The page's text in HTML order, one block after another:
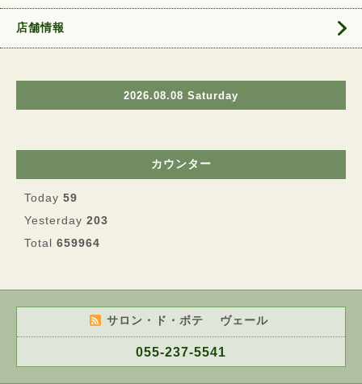
店舗情報
2026.08.08 Saturday
カウンター
Today 59
Yesterday 203
Total 659964
サロン・ド・ボテ ヴェール
055-237-5541